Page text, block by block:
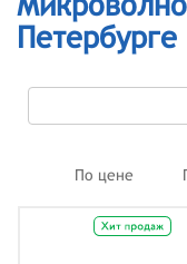
Петербурге
По цене